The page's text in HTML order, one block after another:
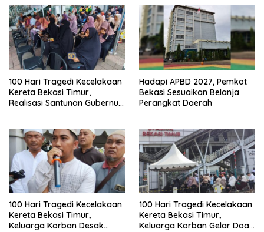
100 Hari Tragedi Kecelakaan
Kereta Bekasi Timur,
Realisasi Santunan Gubernur
Hadapi APBD 2027, Pemkot
Bekasi Sesuaikan Belanja
Perangkat Daerah
100 Hari Tragedi Kecelakaan
Kereta Bekasi Timur,
Keluarga Korban Desak
100 Hari Tragedi Kecelakaan
Kereta Bekasi Timur,
Keluarga Korban Gelar Doa